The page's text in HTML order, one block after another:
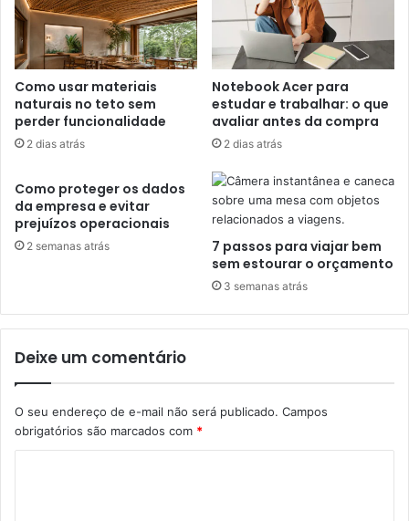
Como usar materiais
naturais no teto sem
perder funcionalidade
2 dias atrás
Notebook Acer para
estudar e trabalhar: o que
avaliar antes da compra
2 dias atrás
Como proteger os dados
da empresa e evitar
prejuízos operacionais
2 semanas atrás
7 passos para viajar bem
sem estourar o orçamento
3 semanas atrás
Deixe um comentário
O seu endereço de e-mail não será publicado. Campos
obrigatórios são marcados com *